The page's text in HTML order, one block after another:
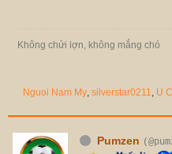
Không chửi lợn, không mắng chó
Nguoi Nam My silverstar0211 U
Pumzen